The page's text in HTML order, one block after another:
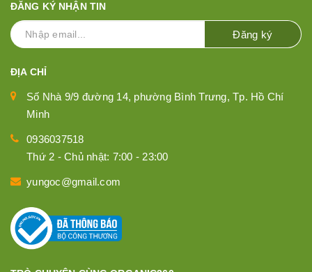
ĐĂNG KÝ NHẬN TIN
Đăng ký
ĐỊA CHỈ
Số Nhà 9/9 đường 14, phường Bình Trưng, Tp. Hồ Chí
Minh
0936037518
Thứ 2 - Chủ nhật: 7:00 - 23:00
yungoc@gmail.com